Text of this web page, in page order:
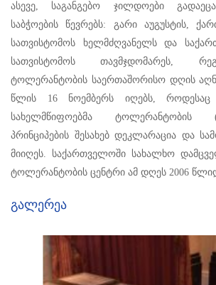
ასევე, საგანგებო ჯილდოები
საბჭოების წევრებს: გარი აუგუსტის,
სათვისტომოს ხელმძღვანელს და
სათვისტომოს თავმჯდომარეს,
ტოლერანტობის საერთაშორისო დღის
წლის 16 ნოემბერს იღებს, როდესაც
სახელმწიფოებმა ტოლერანტობის
პრინციპების შესახებ დეკლარაცია და
მიიღეს. საქართველოში სახალხო
ტოლერანტობის ცენტრი ამ დღეს 2006
Გალერეა